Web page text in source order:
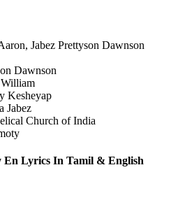
Jabez Prettyson Dawnson
Dawnson
Kesheyap
Jabez
Church of India
En Lyrics In Tamil & English